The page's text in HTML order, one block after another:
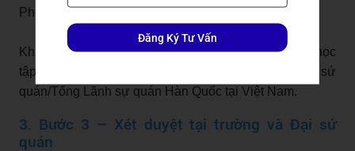
Phòng tư pháp hoặc văn phòng công chứng.
Khi hoàn tất, nộp hồ sơ tài chính cùng các giấy tờ học
tập cho trường đại học tại Hàn Quốc hoặc Đại sứ
quán/Tổng Lãnh sự quán Hàn Quốc tại Việt Nam.
3. Bước 3 – Xét duyệt tại trường và Đại sứ
quán
Đăng Ký Tư Vấn